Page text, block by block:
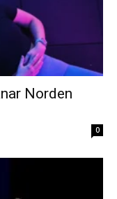
Norden
0